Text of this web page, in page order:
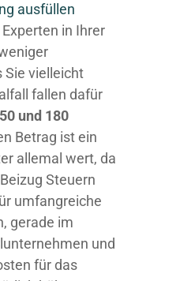
ausfüllen
in Ihrer
Sie vielleicht
fallen dafür
und 180
Betrag ist ein
allemal wert, da
Steuern
umfangreiche
gerade im
und
für das